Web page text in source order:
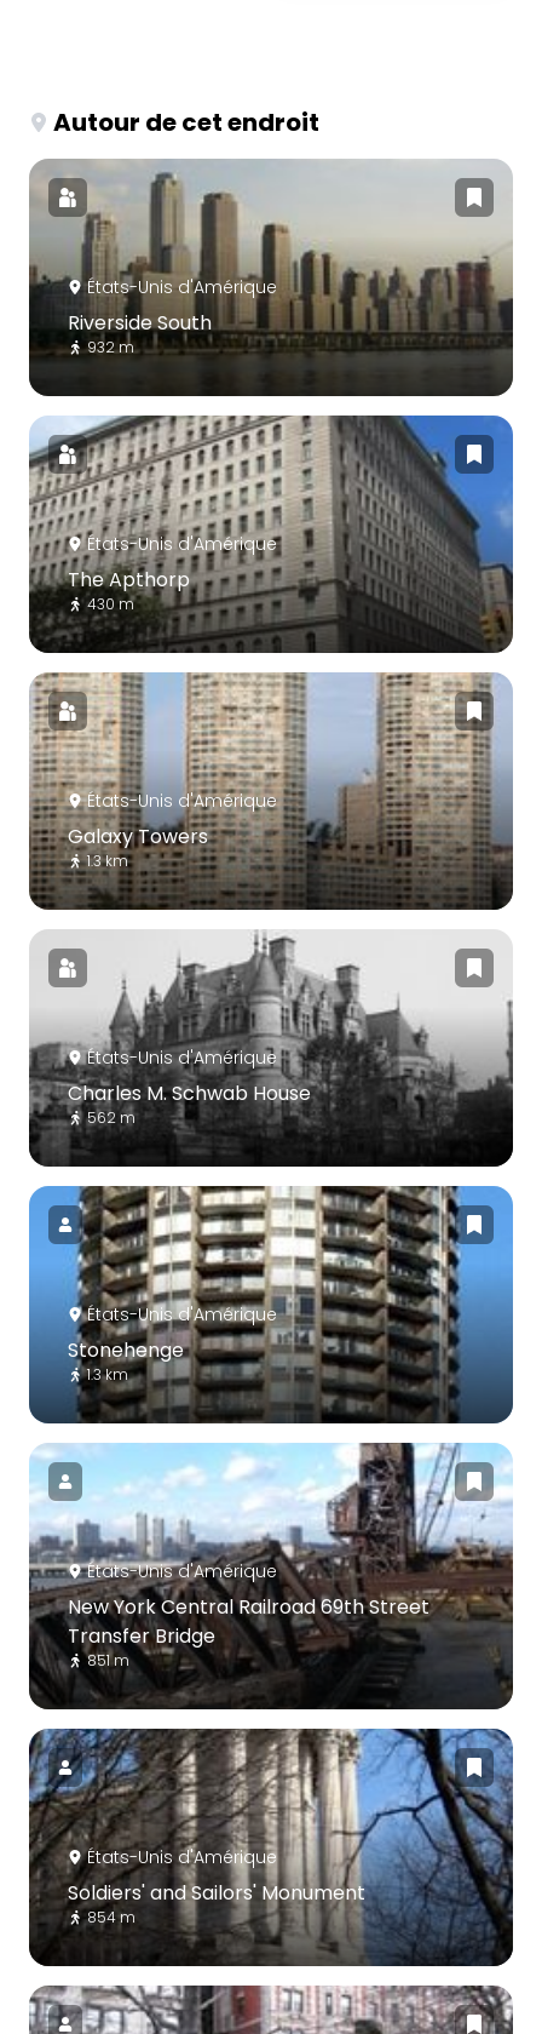
Autour de cet endroit
États-Unis d'Amérique
Riverside South
932 m
États-Unis d'Amérique
The Apthorp
430 m
États-Unis d'Amérique
Galaxy Towers
1.3 km
États-Unis d'Amérique
Charles M. Schwab House
562 m
États-Unis d'Amérique
Stonehenge
1.3 km
États-Unis d'Amérique
New York Central Railroad 69th Street
Transfer Bridge
851 m
États-Unis d'Amérique
Soldiers' and Sailors' Monument
854 m